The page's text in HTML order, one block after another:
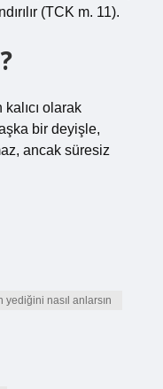
(TCK m. 11).
olarak
bir deyişle,
ancak süresiz
yediğini nasıl anlarsın